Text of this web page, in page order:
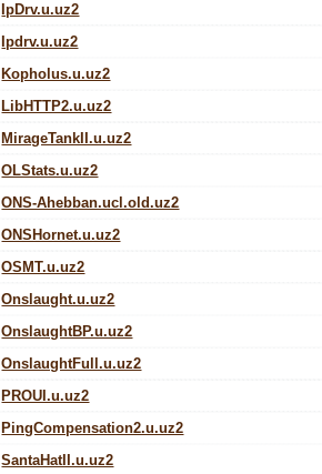
IpDrv.u.uz2
Ipdrv.u.uz2
Kopholus.u.uz2
LibHTTP2.u.uz2
MirageTankII.u.uz2
OLStats.u.uz2
ONS-Ahebban.ucl.old.uz2
ONSHornet.u.uz2
OSMT.u.uz2
Onslaught.u.uz2
OnslaughtBP.u.uz2
OnslaughtFull.u.uz2
PROUI.u.uz2
PingCompensation2.u.uz2
SantaHatII.u.uz2